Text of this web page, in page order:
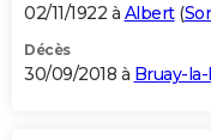
02/11/1922 à Albert(
Décès
30/09/2018 à Bruay-